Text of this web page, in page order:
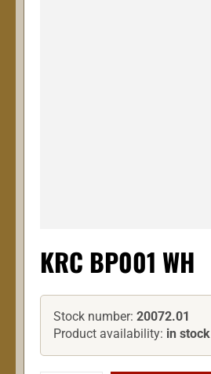
KRC BP001 WH
Stock number: 20072.01
Product availability: in stock